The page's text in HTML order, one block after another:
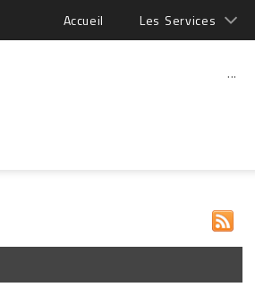
Accueil Les Services
...